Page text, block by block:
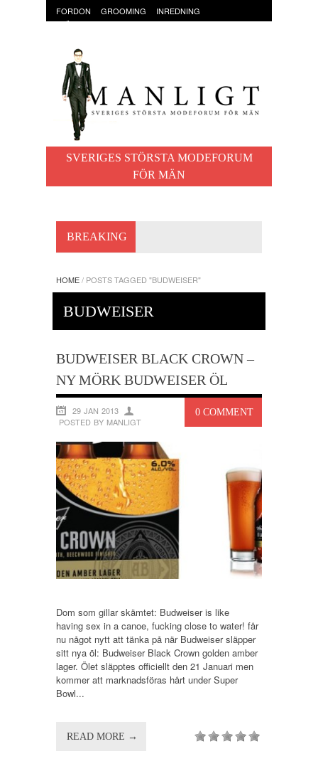
FORDON GROOMING
INREDNING
KLÄDER & ACCESSOARER
MAT OCH DRYCK
SVERIGES STÖRSTA MODEFORUM
FÖR MÄN
BREAKING
HOME/ POSTS TAGGED "BUDWEISER"
BUDWEISER
BUDWEISER BLACK CROWN –
NY MÖRK BUDWEISER ÖL
0 COMMENT
29 JAN 2013
POSTED BY MANLIGT
Dom som gillar skämtet: Budweiser is like
having sex in a canoe, fucking close to water! får
nu något nytt att tänka på när Budweiser släpper
sitt nya öl: Budweiser Black Crown golden amber
lager. Ölet släpptes officiellt den 21 Januari men
kommer att marknadsföras hårt under Super
Bowl...
READ MORE →